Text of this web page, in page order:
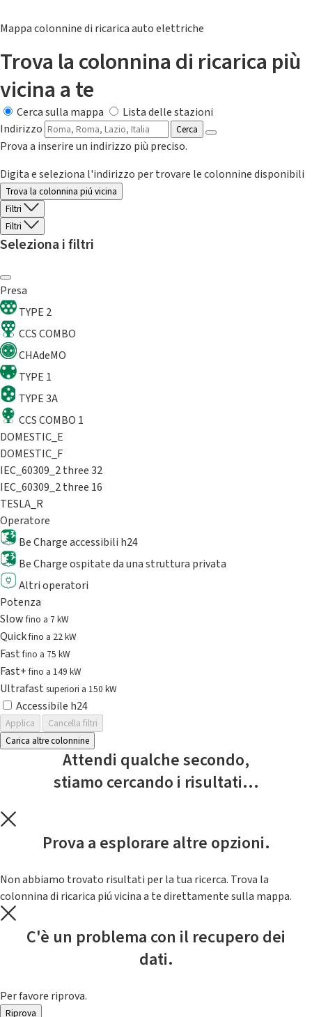
Mappa colonnine di ricarica auto elettriche
Trova la colonnina di ricarica più
vicina a te
Cerca sulla mappa
Lista delle stazioni
Indirizzo
Cerca
Prova a inserire un indirizzo più preciso.
Digita e seleziona l'indirizzo per trovare le colonnine disponibili
Trova la colonnina piú vicina
Filtri
Filtri
Seleziona i filtri
Presa
TYPE 2
CCS COMBO
CHAdeMO
TYPE 1
TYPE 3A
CCS COMBO 1
DOMESTIC_E
DOMESTIC_F
IEC_60309_2 three 32
IEC_60309_2 three 16
TESLA_R
Operatore
Be Charge accessibili h24
Be Charge ospitate da una struttura privata
Altri operatori
Potenza
Slowfino a 7 kW
Quickfino a 22 kW
Fastfino a 75 kW
Fast+fino a 149 kW
Ultrafast superiori a 150 kW
Accessibile h24
Applica
Cancella filtri
Carica altre colonnine
Attendi qualche secondo,
stiamo cercando i risultati...
Prova a esplorare altre opzioni.
Non abbiamo trovato risultati per la tua ricerca. Trova la
colonnina di ricarica piú vicina a te direttamente sulla mappa.
C'è un problema con il recupero dei
dati.
Per favore riprova.
Riprova